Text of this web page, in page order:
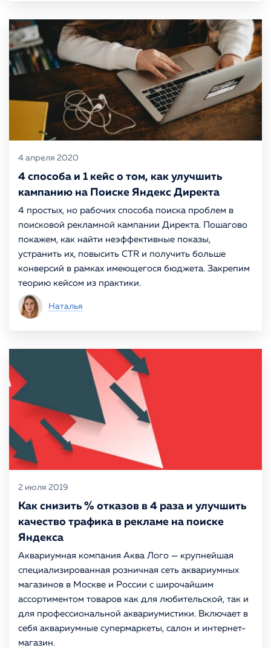
4 апреля 2020
4 способа и 1 кейс о том, как улучшить
кампанию на Поиске Яндекс Директа
4 простых, но рабочих способа поиска проблем в
поисковой рекламной кампании Директа. Пошагово
покажем, как найти неэффективные показы,
устранить их, повысить CTR и получить больше
конверсий в рамках имеющегося бюджета. Закрепим
теорию кейсом из практики.
Наталья
2 июля 2019
Как снизить % отказов в 4 раза и улучшить
качество трафика в рекламе на поиске
Яндекса
Аквариумная компания Аква Лого — крупнейшая
специализированная розничная сеть аквариумных
магазинов в Москве и России с широчайшим
ассортиментом товаров как для любительской, так и
для профессиональной аквариумистики. Включает в
себя аквариумные супермаркеты, салон и интернет-
магазин.